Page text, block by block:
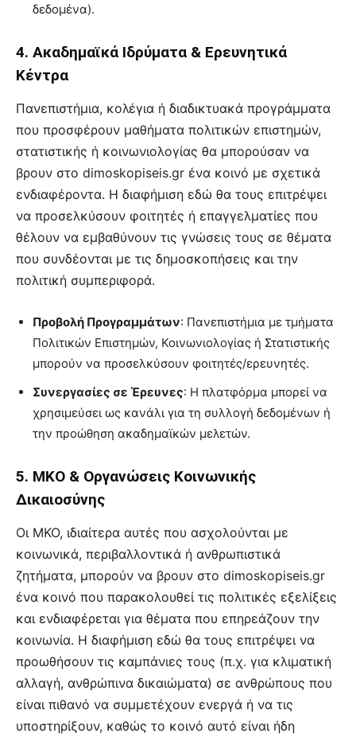
δεδομένα).
4. Ακαδημαϊκά Ιδρύματα & Ερευνητικά
Κέντρα
Πανεπιστήμια, κολέγια ή διαδικτυακά προγράμματα
που προσφέρουν μαθήματα πολιτικών επιστημών,
στατιστικής ή κοινωνιολογίας θα μπορούσαν να
βρουν στο dimoskopiseis.gr ένα κοινό με σχετικά
ενδιαφέροντα. Η διαφήμιση εδώ θα τους επιτρέψει
να προσελκύσουν φοιτητές ή επαγγελματίες που
θέλουν να εμβαθύνουν τις γνώσεις τους σε θέματα
που συνδέονται με τις δημοσκοπήσεις και την
πολιτική συμπεριφορά.
Προβολή Προγραμμάτων: Πανεπιστήμια με τμήματα
Πολιτικών Επιστημών, Κοινωνιολογίας ή Στατιστικής
μπορούν να προσελκύσουν φοιτητές/ερευνητές.
Συνεργασίες σε Έρευνες: Η πλατφόρμα μπορεί να
χρησιμεύσει ως κανάλι για τη συλλογή δεδομένων ή
την προώθηση ακαδημαϊκών μελετών.
5. ΜΚΟ & Οργανώσεις Κοινωνικής
Δικαιοσύνης
Οι ΜΚΟ, ιδιαίτερα αυτές που ασχολούνται με
κοινωνικά, περιβαλλοντικά ή ανθρωπιστικά
ζητήματα, μπορούν να βρουν στο dimoskopiseis.gr
ένα κοινό που παρακολουθεί τις πολιτικές εξελίξεις
και ενδιαφέρεται για θέματα που επηρεάζουν την
κοινωνία. Η διαφήμιση εδώ θα τους επιτρέψει να
προωθήσουν τις καμπάνιες τους (π.χ. για κλιματική
αλλαγή, ανθρώπινα δικαιώματα) σε ανθρώπους που
είναι πιθανό να συμμετέχουν ενεργά ή να τις
υποστηρίξουν, καθώς το κοινό αυτό είναι ήδη